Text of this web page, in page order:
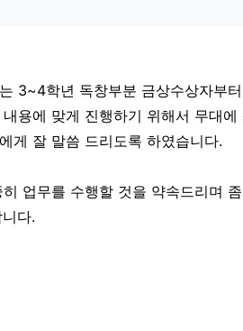
3~4학년 독창부분 금상수상자부
용에 맞게 진행하기 위해서 무대
게 잘 말씀 드리도록 하였습니다.
업무를 수행할 것을 약속드리며
다.